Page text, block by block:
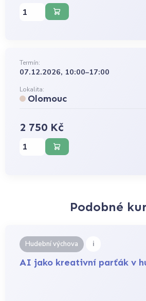
Termín:
07.12.2026, 10:00–17:00
Lokalita:
Olomouc
2 750 Kč
Podobné
Hudební výchova i
AI jako kreativní parťák v